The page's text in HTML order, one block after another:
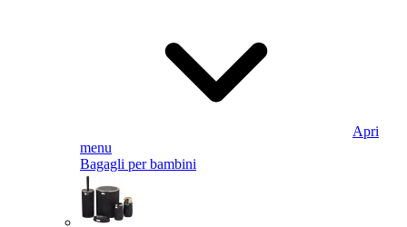
Apri
menu
Bagagli per bambini